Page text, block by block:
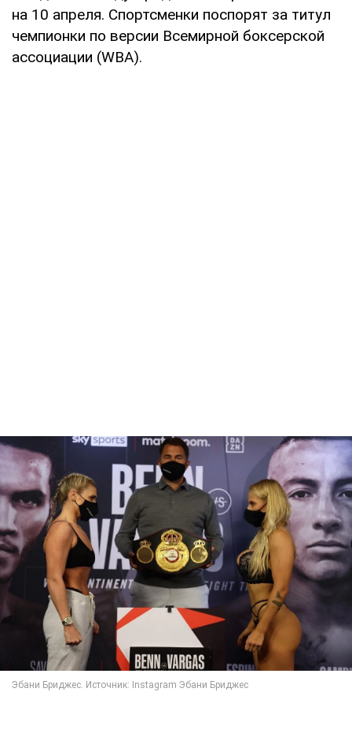
на 10 апреля. Спортсменки поспорят за титул
чемпионки по версии Всемирной боксерской
ассоциации (WBA).